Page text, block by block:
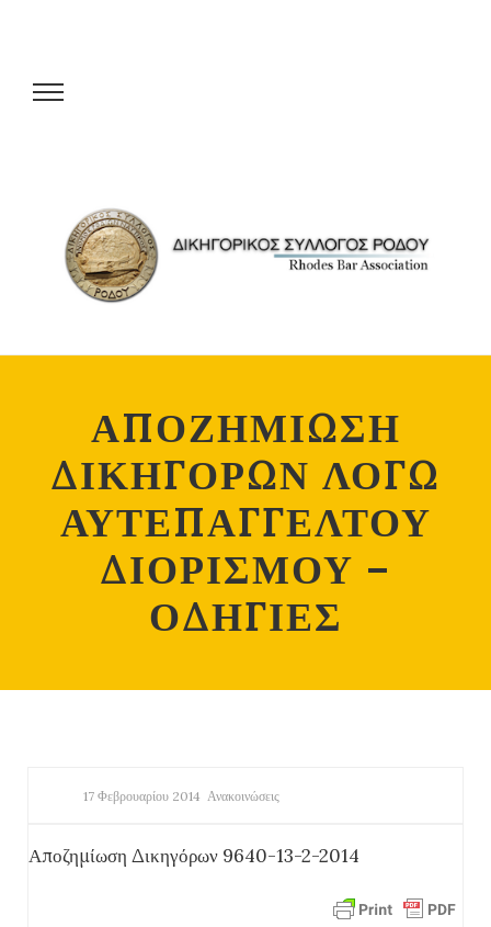
ΑΠΟΖΗΜΙΩΣΗ
ΔΙΚΗΓΟΡΩΝ ΛΟΓΩ
ΑΥΤΕΠΑΓΓΕΛΤΟΥ
ΔΙΟΡΙΣΜΟΥ –
ΟΔΗΓΙΕΣ
17 Φεβρουαρίου 2014 Ανακοινώσεις
Αποζημίωση Δικηγόρων 9640-13-2-2014